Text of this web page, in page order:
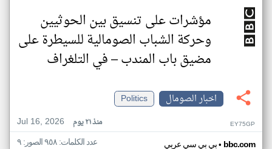
مؤشرات على تنسيق بين الحوثيين
وحركة الشباب الصومالية للسيطرة على
مضيق باب المندب – في التلغراف
اخبار الصومال
Politics
Jul 16, 2026
منذ ٢١ يوم EY75GP
بي بي سي عربي• bbc.com عدد الكلمات: ٩٥٨ الصور: ٩